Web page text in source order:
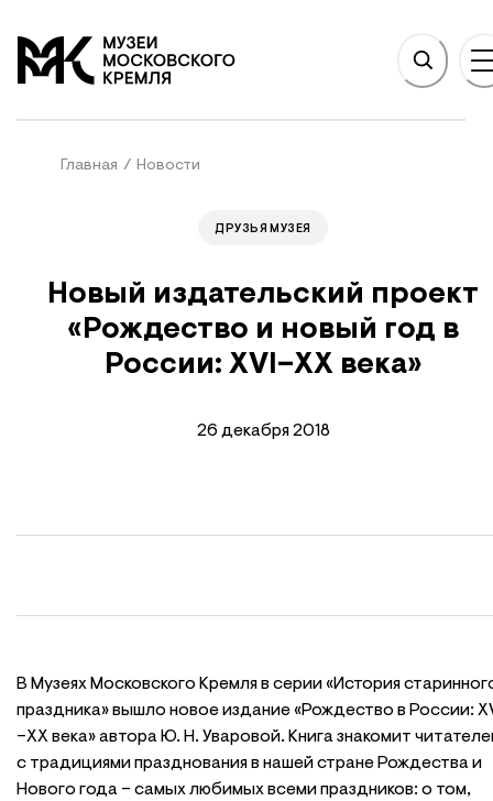
На главную
Главная / Новости
ДРУЗЬЯ МУЗЕЯ
Новый издательский проект
«Рождество и новый год в
России: XVI–ХХ века»
26 декабря 2018
В Музеях Московского Кремля в серии «История
праздника» вышло новое издание «Рождество в России:
–ХХ века» автора Ю. Н. Уваровой. Книга знакомит
с традициями празднования в нашей стране Рождества и
Нового года – самых любимых всеми праздников: о том,